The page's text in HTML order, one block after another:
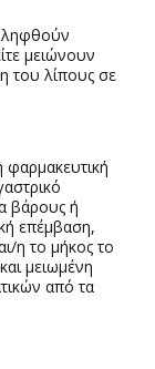
ληφθούν
μειώνουν
του λίπους σε
φαρμακευτική
βάρους ή
επέμβαση,
η το μήκος το
μειωμένη
από τα